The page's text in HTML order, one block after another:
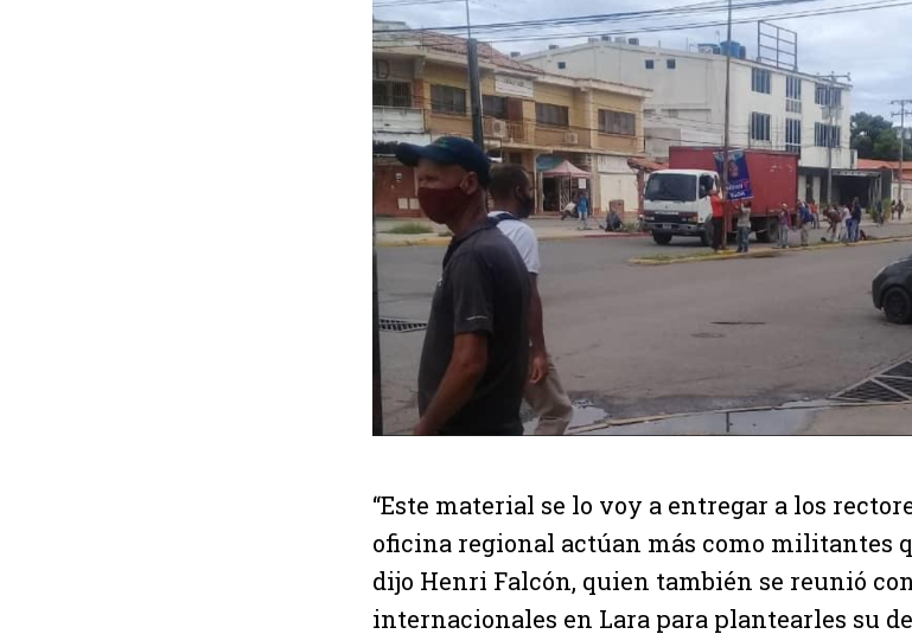
“Este material se lo voy a entregar a los
oficina regional actúan más como militantes
dijo Henri Falcón, quien también se reunió
internacionales en Lara para plantearles su